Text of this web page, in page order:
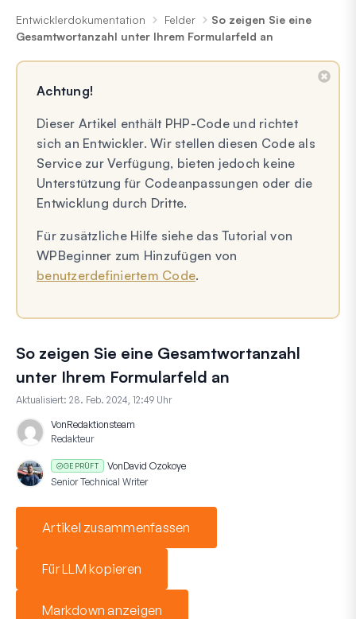
Entwicklerdokumentation Felder
So zeigen Sie eine
Gesamtwortanzahl unter Ihrem Formularfeld an
Achtung!
Dieser Artikel enthält PHP-Code und richtet
sich an Entwickler. Wir stellen diesen Code als
Service zur Verfügung, bieten jedoch keine
Unterstützung für Codeanpassungen oder die
Entwicklung durch Dritte.
Für zusätzliche Hilfe siehe das Tutorial von
WPBeginner zum Hinzufügen von
benutzerdefiniertem Code.
So zeigen Sie eine Gesamtwortanzahl
unter Ihrem Formularfeld an
Aktualisiert: 28. Feb. 2024, 12:49 Uhr
VonRedaktionsteam
Redakteur
GEPRÜFT VonDavid Ozokoye
Senior Technical Writer
Artikel zusammenfassen
Für LLM kopieren
Markdown anzeigen